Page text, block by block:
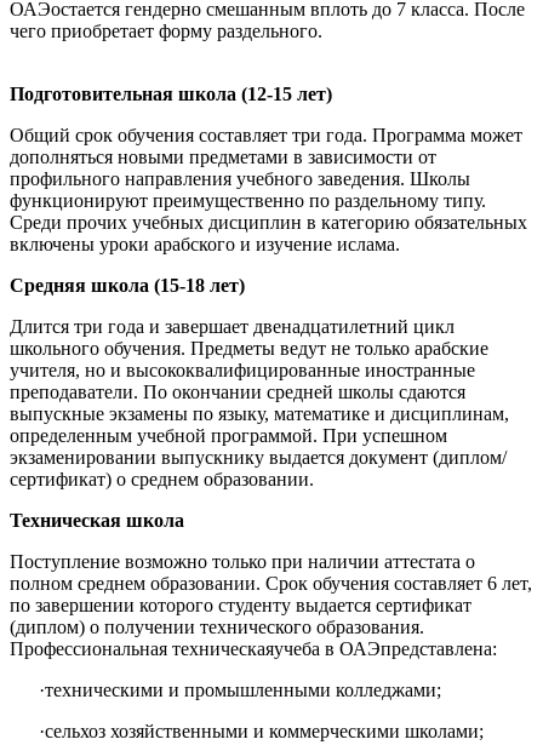
ОАЭостается гендерно смешанным вплоть до 7 класса. После
чего приобретает форму раздельного.
Подготовительная школа (12-15 лет)
Общий срок обучения составляет три года. Программа может
дополняться новыми предметами в зависимости от
профильного направления учебного заведения. Школы
функционируют преимущественно по раздельному типу.
Среди прочих учебных дисциплин в категорию обязательных
включены уроки арабского и изучение ислама.
Средняя школа (15-18 лет)
Длится три года и завершает двенадцатилетний цикл
школьного обучения. Предметы ведут не только арабские
учителя, но и высококвалифицированные иностранные
преподаватели. По окончании средней школы сдаются
выпускные экзамены по языку, математике и дисциплинам,
определенным учебной программой. При успешном
экзаменировании выпускнику выдается документ (диплом/
сертификат) о среднем образовании.
Техническая школа
Поступление возможно только при наличии аттестата о
полном среднем образовании. Срок обучения составляет 6 лет,
по завершении которого студенту выдается сертификат
(диплом) о получении технического образования.
Профессиональная техническаяучеба в ОАЭпредставлена:
·техническими и промышленными колледжами;
·сельхоз хозяйственными и коммерческими школами;